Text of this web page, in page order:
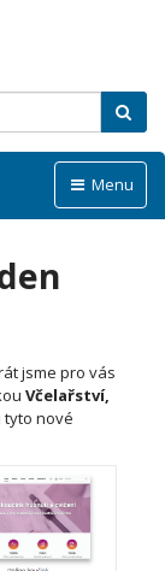
Menu
jsme pro vás
Včelařství,
tyto nové